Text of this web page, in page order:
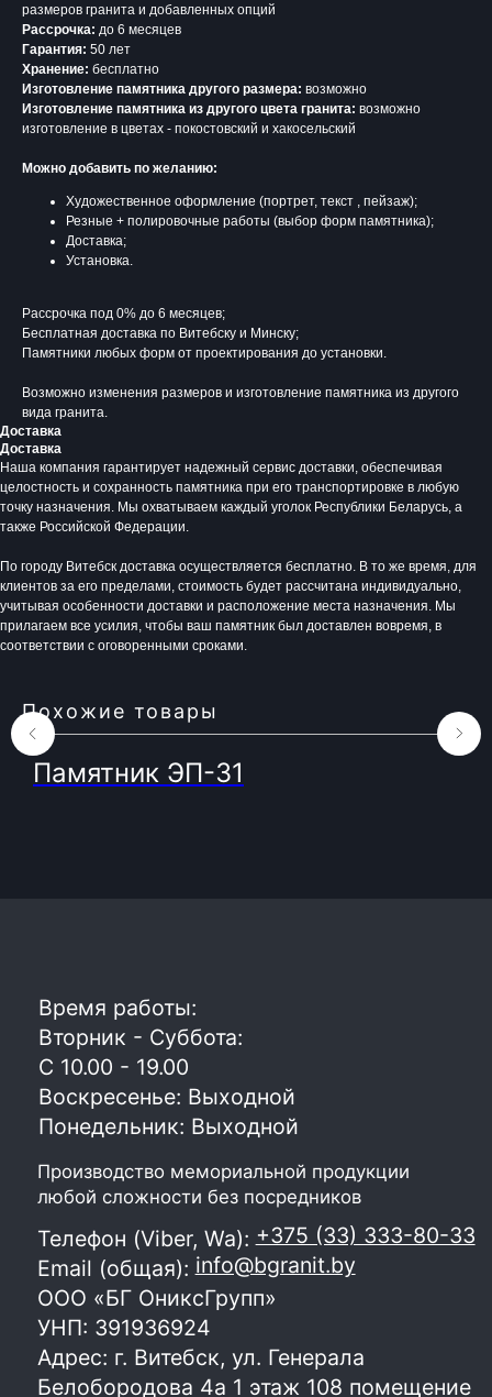
размеров гранита и добавленных опций
Рассрочка: до 6 месяцев
Гарантия: 50 лет
Хранение: бесплатно
Изготовление памятника другого размера: возможно
Изготовление памятника из другого цвета гранита: возможно
изготовление в цветах - покостовский и хакосельский
Можно добавить по желанию:
Художественное оформление (портрет, текст , пейзаж);
Резные + полировочные работы (выбор форм памятника);
Доставка;
Установка.
Рассрочка под 0% до 6 месяцев;
Бесплатная доставка по Витебску и Минску;
Памятники любых форм от проектирования до установки.
Возможно изменения размеров и изготовление памятника из другого
вида гранита.
Доставка
Доставка
Наша компания гарантирует надежный сервис доставки, обеспечивая
целостность и сохранность памятника при его транспортировке в любую
точку назначения. Мы охватываем каждый уголок Республики Беларусь, а
также Российской Федерации.
По городу Витебск доставка осуществляется бесплатно. В то же время, для
клиентов за его пределами, стоимость будет рассчитана индивидуально,
учитывая особенности доставки и расположение места назначения. Мы
прилагаем все усилия, чтобы ваш памятник был доставлен вовремя, в
соответствии с оговоренными сроками.
Похожие товары
Памятник ЭП-31
Телефон (Viber, Wa):+375 (33) 333-80-33
Email (общая):info@bgranit.by
ООО «БГ ОниксГрупп»
УНП: 391936924
Время работы:
Вторник - Суббота:
С 10.00 - 19.00
Воскресенье: Выходной
Понедельник: Выходной
Производство мемориальной продукции